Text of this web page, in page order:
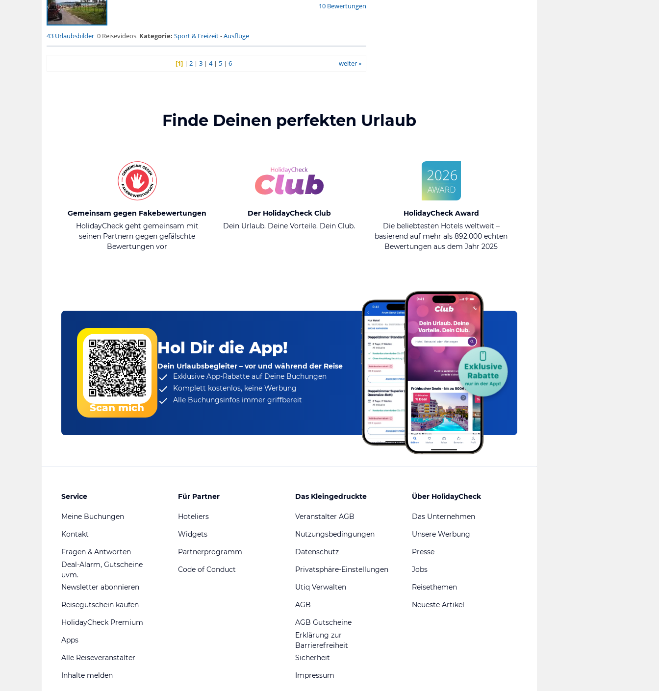
10 Bewertungen
43 Urlaubsbilder 0 Reisevideos Kategorie: Sport & Freizeit-Ausflüge
[1]| 2| 3| 4| 5| 6 weiter »
Finde Deinen perfekten Urlaub
Gemeinsam gegen Fakebewertungen
HolidayCheck geht gemeinsam mit
seinen Partnern gegen gefälschte
Bewertungen vor
Der HolidayCheck Club
Dein Urlaub. Deine Vorteile. Dein Club.
HolidayCheck Award
Die beliebtesten Hotels weltweit –
basierend auf mehr als 892.000 echten
Bewertungen aus dem Jahr 2025
Scan mich
Hol Dir die App!
Dein Urlaubsbegleiter – vor und während der Reise
Exklusive App-Rabatteauf Deine Buchungen
Komplett kostenlos, keine Werbung
Alle Buchungsinfos immer griffbereit
Service
Meine Buchungen
Kontakt
Fragen & Antworten
Deal-Alarm, Gutscheine
uvm.
Newsletter abonnieren
Reisegutschein kaufen
HolidayCheck Premium
Apps
Alle Reiseveranstalter
Inhalte melden
Für Partner
Hoteliers
Widgets
Partnerprogramm
Code of Conduct
Das Kleingedruckte
Veranstalter AGB
Nutzungsbedingungen
Datenschutz
Privatsphäre-Einstellungen
Utiq Verwalten
AGB
AGB Gutscheine
Erklärung zur
Barrierefreiheit
Sicherheit
Impressum
Über HolidayCheck
Das Unternehmen
Unsere Werbung
Presse
Jobs
Reisethemen
Neueste Artikel